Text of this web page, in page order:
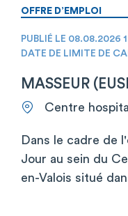
OFFRE D’EMPLOI
PUBLIÉ LE 08.08.2026
DATE DE LIMITE DE
MASSEUR
Centre
Dans le cadre de
Jour au sein du
en-Valois situé